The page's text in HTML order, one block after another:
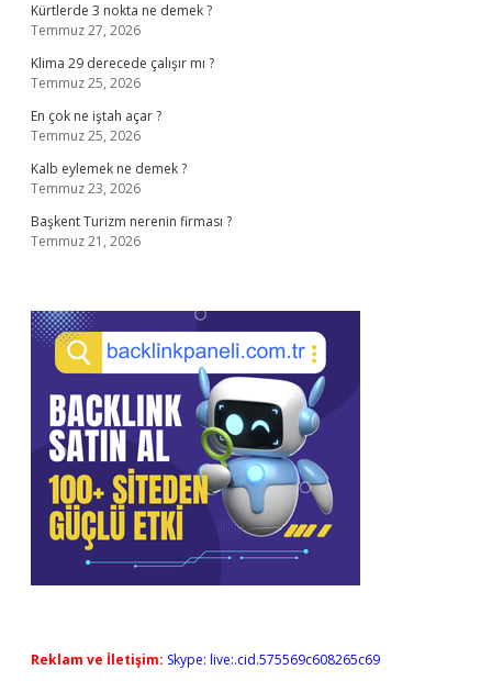
Kürtlerde 3 nokta ne demek ?
Temmuz 27, 2026
Klima 29 derecede çalışır mı ?
Temmuz 25, 2026
En çok ne iştah açar ?
Temmuz 25, 2026
Kalb eylemek ne demek ?
Temmuz 23, 2026
Başkent Turizm nerenin firması ?
Temmuz 21, 2026
Reklam ve İletişim: Skype: live:.cid.575569c608265c69